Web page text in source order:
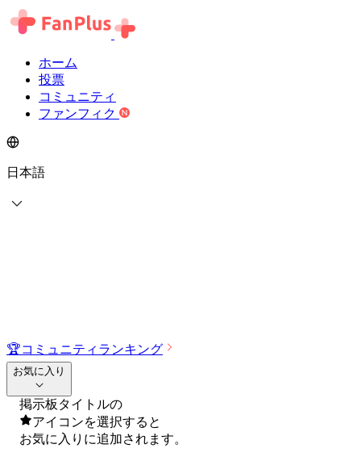
ホーム
投票
コミュニティ
ファンフィク
日本語
🏆コミュニティランキング
お気に入り
掲示板タイトルの
アイコンを選択すると
お気に入りに追加されます。